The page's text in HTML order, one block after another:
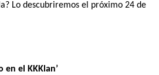
Lo descubriremos el próximo 24 de
en el KKKlan’